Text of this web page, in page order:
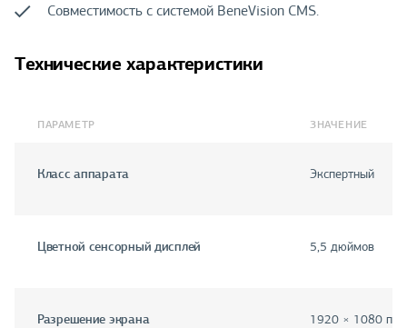
Совместимость с системой BeneVision CMS.
Технические характеристики
ПАРАМЕТР ЗНАЧЕНИЕ
Класс аппарата Экспертный
Цветной сенсорный дисплей 5,5 дюймов
Разрешение экрана 1920 × 1080